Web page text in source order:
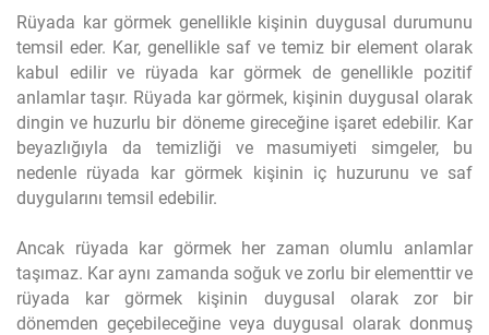
Rüyada kar görmek genellikle kişinin duygusal durumunu
temsil eder. Kar, genellikle saf ve temiz bir element olarak
kabul edilir ve rüyada kar görmek de genellikle pozitif
anlamlar taşır. Rüyada kar görmek, kişinin duygusal olarak
dingin ve huzurlu bir döneme gireceğine işaret edebilir. Kar
beyazlığıyla da temizliği ve masumiyeti simgeler, bu
nedenle rüyada kar görmek kişinin iç huzurunu ve saf
duygularını temsil edebilir.
Ancak rüyada kar görmek her zaman olumlu anlamlar
taşımaz. Kar aynı zamanda soğuk ve zorlu bir elementtir ve
rüyada kar görmek kişinin duygusal olarak zor bir
dönemden geçebileceğine veya duygusal olarak donmuş